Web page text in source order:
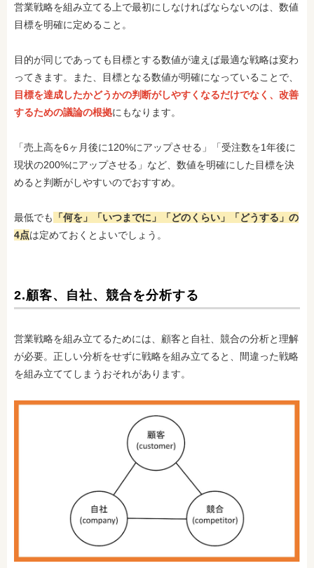
営業戦略を組み立てる上で最初にしなければならないのは、数値
目標を明確に定めること。
目的が同じであっても目標とする数値が違えば最適な戦略は変わ
ってきます。また、目標となる数値が明確になっていることで、
目標を達成したかどうかの判断がしやすくなるだけでなく、改善
するための議論の根拠にもなります。
「売上高を6ヶ月後に120%にアップさせる」「受注数を1年後に
現状の200%にアップさせる」など、数値を明確にした目標を決
めると判断がしやすいのでおすすめ。
最低でも
「何を」「いつまでに」「どのくらい」「どうする」の
4点は定めておくとよいでしょう。
2.顧客、自社、競合を分析する
営業戦略を組み立てるためには、顧客と自社、競合の分析と理解
が必要。正しい分析をせずに戦略を組み立てると、間違った戦略
を組み立ててしまうおそれがあります。